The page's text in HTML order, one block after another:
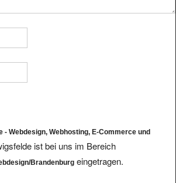
- Webdesign, Webhosting, E-Commerce und
ist bei uns im Bereich
Brandenburg eingetragen.